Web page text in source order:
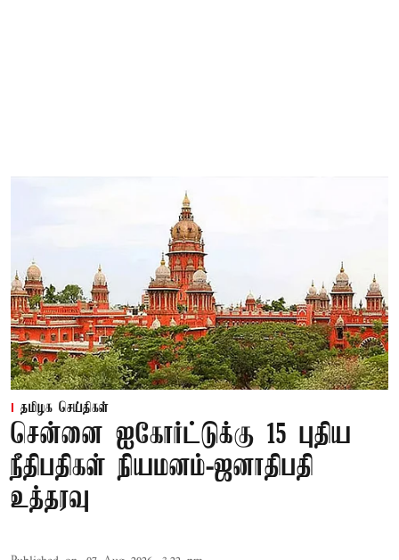
தமிழக செய்திகள்
சென்னை ஐகோர்ட்டுக்கு 15 புதிய
நீதிபதிகள் நியமனம்-ஜனாதிபதி
உத்தரவு